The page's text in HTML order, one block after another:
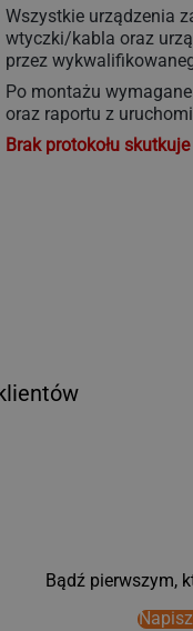
CE jako
jest zgodny z
Wszystkie urządzenia
wtyczki/kabla oraz
przez
Po montażu
oraz raportu z
Brak protokołu
Bądź pierwszym,